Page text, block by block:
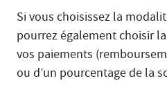
Si vous choisissez la
pourrez également choisir
vos paiements
ou d’un pourcentage de la